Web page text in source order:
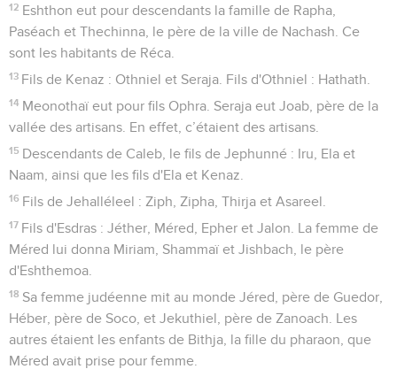
12 Eshthon eut pour descendants la famille de Rapha,
Paséach et Thechinna, le père de la ville de Nachash. Ce
sont les habitants de Réca.
13 Fils de Kenaz : Othniel et Seraja. Fils d'Othniel : Hathath.
14 Meonothaï eut pour fils Ophra. Seraja eut Joab, père de la
vallée des artisans. En effet, c’étaient des artisans.
15 Descendants de Caleb, le fils de Jephunné : Iru, Ela et
Naam, ainsi que les fils d'Ela et Kenaz.
16 Fils de Jehalléleel : Ziph, Zipha, Thirja et Asareel.
17 Fils d'Esdras : Jéther, Méred, Epher et Jalon. La femme de
Méred lui donna Miriam, Shammaï et Jishbach, le père
d'Eshthemoa.
18 Sa femme judéenne mit au monde Jéred, père de Guedor,
Héber, père de Soco, et Jekuthiel, père de Zanoach. Les
autres étaient les enfants de Bithja, la fille du pharaon, que
Méred avait prise pour femme.